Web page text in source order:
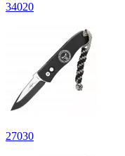
34020
27030